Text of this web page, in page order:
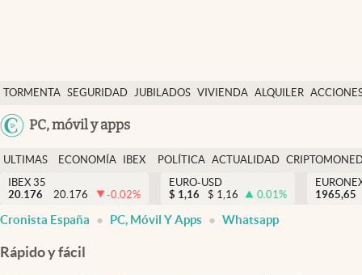
TORMENTA SEGURIDAD JUBILADOS VIVIENDA ALQUILER
USA
PC, móvil y apps
Economía y finanzas
Política
Actualidad
Criptomonedas
España
ULTIMAS
NOTICIAS
ECONOMÍA
FINANZAS
IBEX
EURO
POLÍTICA ACTUALIDAD
IBEX 35
20.176
20.176 -0.02%
EURO-USD
$ 1,16 $ 1,16 0.01%
1965,65
Cronista España PC, Móvil Y Apps Whatsapp
Rápido y fácil